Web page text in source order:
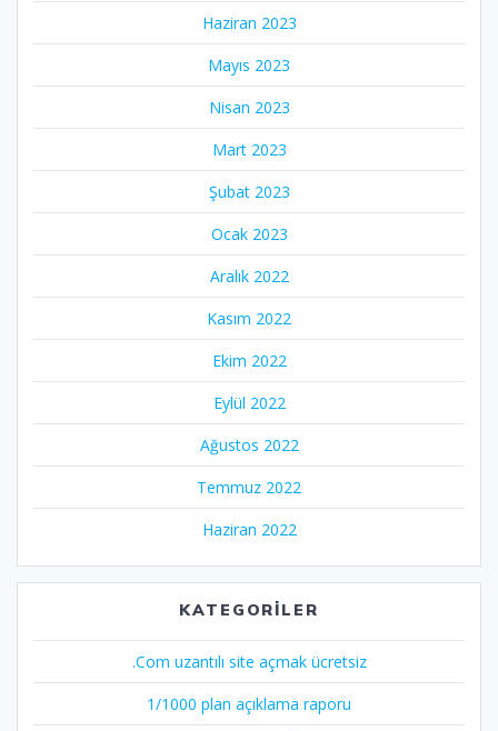
Haziran 2023
Mayıs 2023
Nisan 2023
Mart 2023
Şubat 2023
Ocak 2023
Aralık 2022
Kasım 2022
Ekim 2022
Eylül 2022
Ağustos 2022
Temmuz 2022
Haziran 2022
KATEGORILER
.Com uzantılı site açmak ücretsiz
1/1000 plan açıklama raporu